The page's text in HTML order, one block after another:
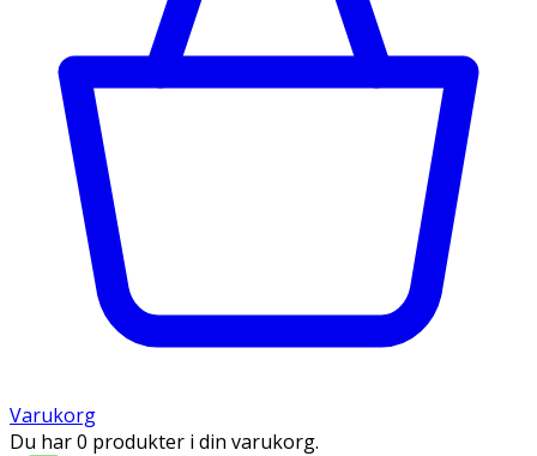
Varukorg
Du har 0 produkter i din varukorg.